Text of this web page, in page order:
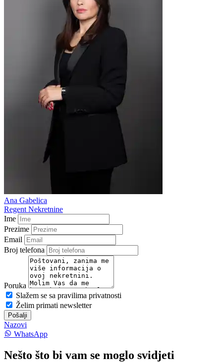
Ana Gabelica
Regent Nekretnine
Ime
Prezime
Email
Broj telefona
Poruka
Slažem se sa pravilima privatnosti
Želim primati newsletter
Pošalji
Nazovi
WhatsApp
Nešto što bi vam se moglo svidjeti